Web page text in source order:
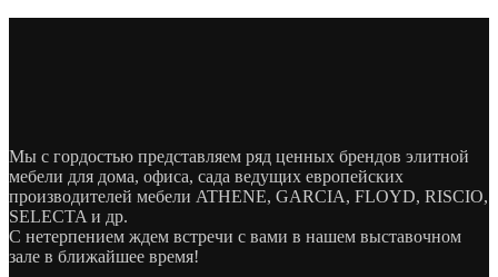
Мы с гордостью представляем ряд ценных брендов элитной
мебели для дома, офиса, сада ведущих европейских
производителей мебели ATHENE, GARCIA, FLOYD, RISCIO,
SELECTA и др.
С нетерпением ждем встречи с вами в нашем выставочном
зале в ближайшее время!